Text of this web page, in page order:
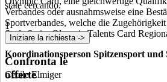
Verbandes oder ausnahmsweise eine
Sportverbandes, welche die
Stufe Swiss Olympic Talents Card
Koordinationsperson Spitzensport und
Cécile Elmiger
state cercando.
1
Iniziare la richiesta ->
Confronta le
offerte